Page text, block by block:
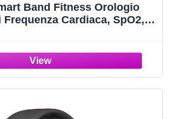
Band Fitness Orologio
Cardiaca, SpO2,
Smartwatch Donna Uomo